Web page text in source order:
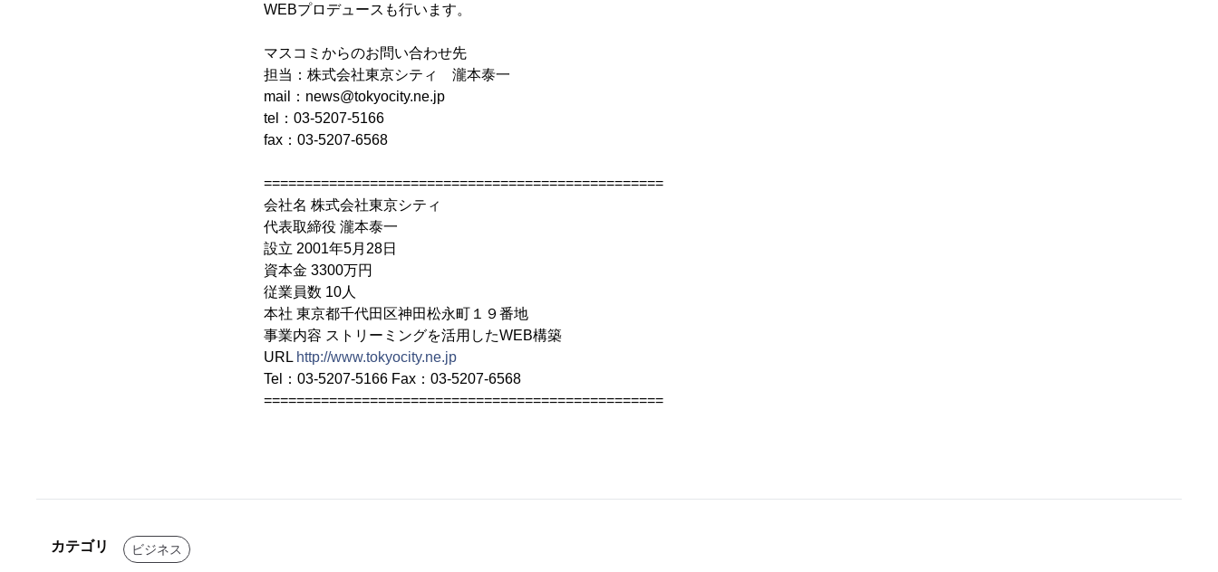
WEBプロデュースも行います。
マスコミからのお問い合わせ先
担当：株式会社東京シティ 瀧本泰一
mail：news@tokyocity.ne.jp
tel：03-5207-5166
fax：03-5207-6568
=================================================
会社名 株式会社東京シティ
代表取締役 瀧本泰一
設立 2001年5月28日
資本金 3300万円
従業員数 10人
本社 東京都千代田区神田松永町１９番地
事業内容 ストリーミングを活用したWEB構築
URL http://www.tokyocity.ne.jp
Tel：03-5207-5166 Fax：03-5207-6568
=================================================
カテゴリ ビジネス